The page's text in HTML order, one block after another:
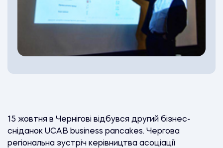
15 жовтня в Чернігові відбувся другий бізнес-
сніданок UCAB business pancakes. Чергова
регіональна зустріч керівництва асоціації